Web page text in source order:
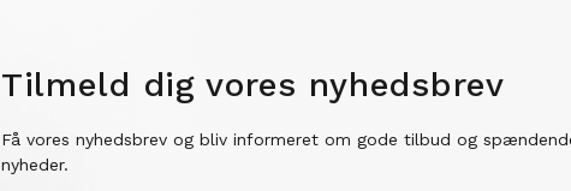
Tilmeld dig vores nyhedsbrev
Få vores nyhedsbrev og bliv informeret om gode tilbud og
nyheder.